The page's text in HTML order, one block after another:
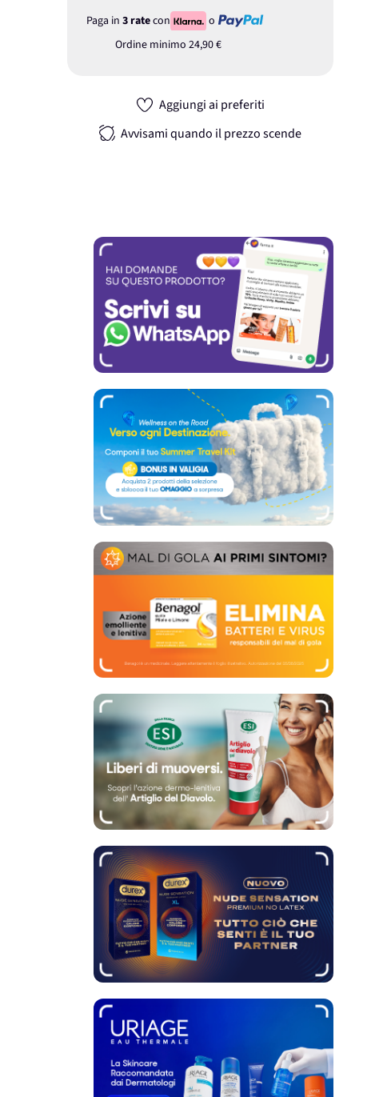
Paga in 3 ratecon
o
Ordine minimo 24,90 €
Aggiungi ai preferiti
Avvisami quando il prezzo scende